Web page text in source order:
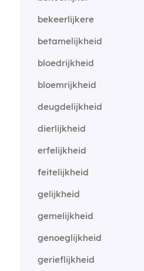
bekeerlijkere
betamelijkheid
bloedrijkheid
bloemrijkheid
deugdelijkheid
dierlijkheid
erfelijkheid
feitelijkheid
gelijkheid
gemelijkheid
genoeglijkheid
gerieflijkheid